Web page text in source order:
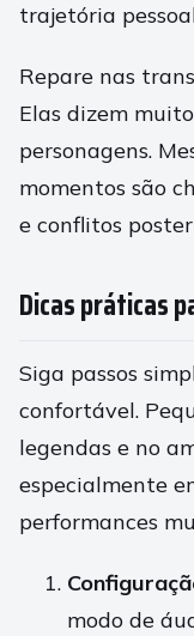
trajetória
Repare nas
Elas dizem
personagens.
momentos são
e conflitos
Dicas práticas
Siga passos
confortável.
legendas e no
especialmente
performances
modo de